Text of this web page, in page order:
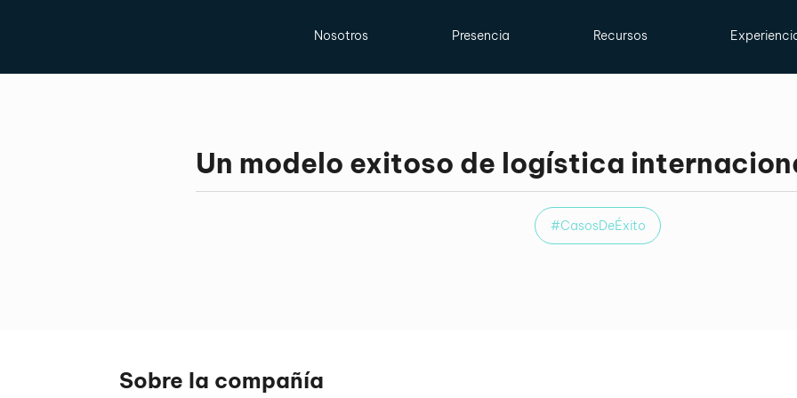
Nosotros Presencia Recursos
Un modelo exitoso de logística
#CasosDeÉxito
Sobre la compañía